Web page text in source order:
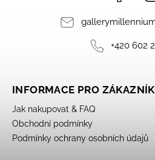
+420 602
INFORMACE PRO
Jak nakupovat & FAQ
Obchodní podmínky
Podmínky ochrany osobních údajů